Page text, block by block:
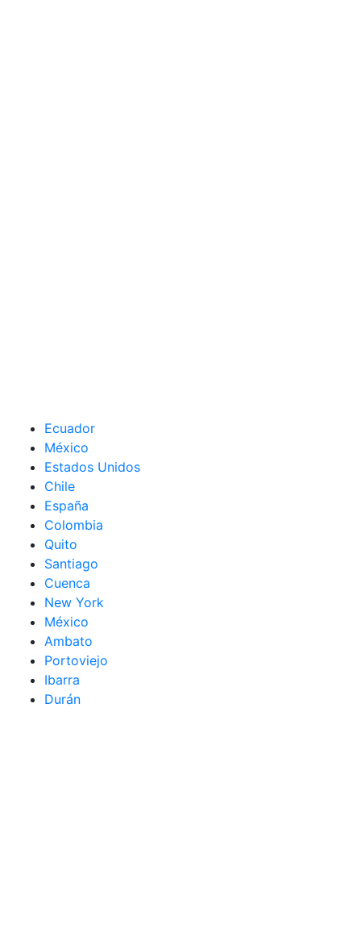
Ecuador
México
Estados Unidos
Chile
España
Colombia
Quito
Santiago
Cuenca
New York
México
Ambato
Portoviejo
Ibarra
Durán